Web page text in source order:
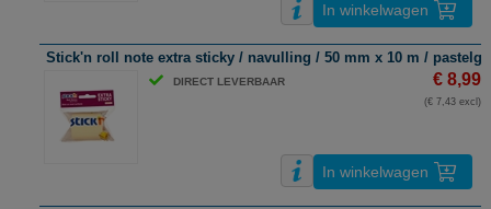
In winkelwagen
Stick'n roll note extra sticky / navulling / 50 mm x 10 m /
DIRECT LEVERBAAR € 8,99
(€ 7,43 excl)
In winkelwagen